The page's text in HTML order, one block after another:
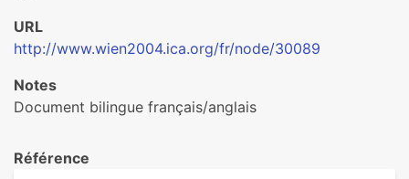
URL
http://www.wien2004.ica.org/fr/node/30089
Notes
Document bilingue français/anglais
Référence